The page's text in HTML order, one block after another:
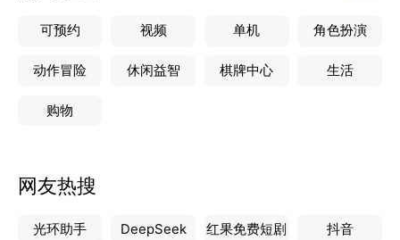
可预约 视频 单机 角色扮演
动作冒险 休闲益智 棋牌中心 生活
购物
网友热搜
光环助手 DeepSeek 红果免费短剧 抖音